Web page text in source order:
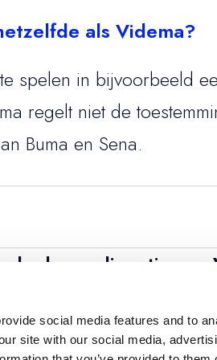
social media features and to
site with our social media,
als Videma?
spelen in bijvoorbeeld
regelt niet de
Buma en Sena.
factuur downloaden/
mail hebt ontvangen,
doelgroeplicentie van
toestemming
uitgezonden op de